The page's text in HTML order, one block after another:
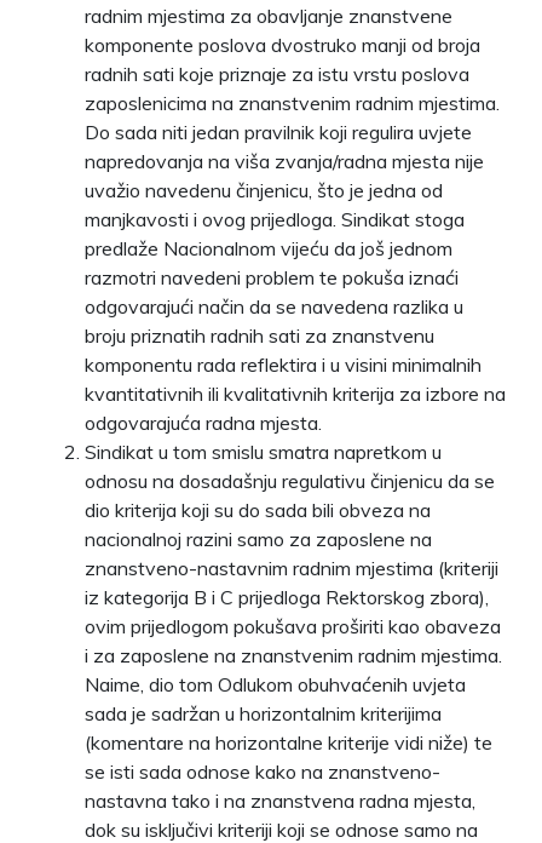
radnim mjestima za obavljanje znanstvene
komponente poslova dvostruko manji od broja
radnih sati koje priznaje za istu vrstu poslova
zaposlenicima na znanstvenim radnim mjestima.
Do sada niti jedan pravilnik koji regulira uvjete
napredovanja na viša zvanja/radna mjesta nije
uvažio navedenu činjenicu, što je jedna od
manjkavosti i ovog prijedloga. Sindikat stoga
predlaže Nacionalnom vijeću da još jednom
razmotri navedeni problem te pokuša iznaći
odgovarajući način da se navedena razlika u
broju priznatih radnih sati za znanstvenu
komponentu rada reflektira i u visini minimalnih
kvantitativnih ili kvalitativnih kriterija za izbore na
odgovarajuća radna mjesta.
Sindikat u tom smislu smatra napretkom u
odnosu na dosadašnju regulativu činjenicu da se
dio kriterija koji su do sada bili obveza na
nacionalnoj razini samo za zaposlene na
znanstveno-nastavnim radnim mjestima (kriteriji
iz kategorija B i C prijedloga Rektorskog zbora),
ovim prijedlogom pokušava proširiti kao obaveza
i za zaposlene na znanstvenim radnim mjestima.
Naime, dio tom Odlukom obuhvaćenih uvjeta
sada je sadržan u horizontalnim kriterijima
(komentare na horizontalne kriterije vidi niže) te
se isti sada odnose kako na znanstveno-
nastavna tako i na znanstvena radna mjesta,
dok su isključivi kriteriji koji se odnose samo na